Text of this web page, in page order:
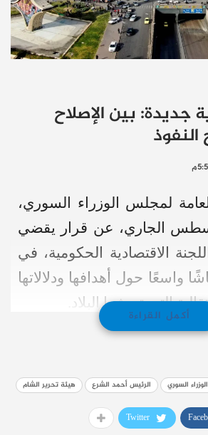
جديدة: بين الإصلاح
لمجلس الوزراء السوري،
أغسطس الجاري، عن قرار يقضي
الاقتصادية الحكومية، في
واسعًا حول أهدافها ودلالاتها
التي تعيشها البلاد.
واحدة من أبرز الأدوات
الموازنة العامة للدولة،
والاستثمارية، ودعم
أكمل القراءة
السوري الرئيس أحمد الشرع هيئة تحرير الشام
Twitter